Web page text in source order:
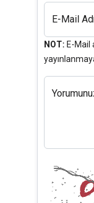
E-Mail
NOT: E-